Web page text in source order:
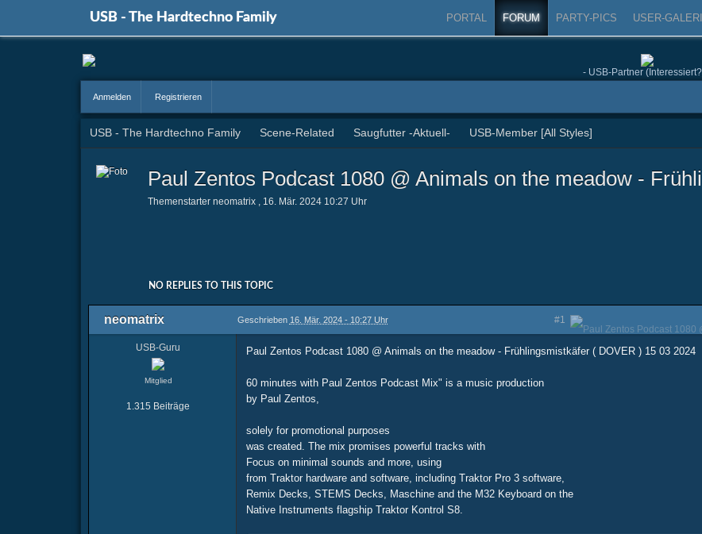
USB - The Hardtechno Family PORTAL FORUM PARTY-PICS USER-
- USB-Partner
Anmelden Registrieren
USB - The Hardtechno Family Scene-Related Saugfutter -Aktuell- USB-Member [All Styles]
Paul Zentos Podcast 1080 @ Animals on the meadow -
Themenstarter neomatrix 16. Mär. 2024 10:27 Uhr
NO REPLIES TO THIS TOPIC
#1
neomatrix Geschrieben 16. Mär. 2024 - 10:27 Uhr
USB-Guru
Mitglied
1.315 Beiträge
Paul Zentos Podcast 1080 @ Animals on the meadow - Frühlingsmistkäfer ( DOVER ) 15 03 2024
60 minutes with Paul Zentos Podcast Mix" is a music production
by Paul Zentos,
solely for promotional purposes
was created. The mix promises powerful tracks with
Focus on minimal sounds and more, using
from Traktor hardware and software, including Traktor Pro 3 software,
Remix Decks, STEMS Decks, Maschine and the M32 Keyboard on the
Native Instruments flagship Traktor Kontrol S8.